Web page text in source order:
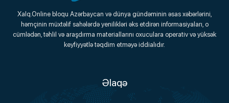
Xalq.Online
Onlayn Platforma
Xalq.Online bloqu Azərbaycan və dünya gündəminin əsas xəbərlərini,
həmçinin müxtəlif sahələrdə yenilikləri əks etdirən informasiyaları, o
cümlədən, təhlil və araşdırma materiallarını oxuculara operativ və yüksək
keyfiyyətlə təqdim etməyə iddialıdır.
Əlaqə